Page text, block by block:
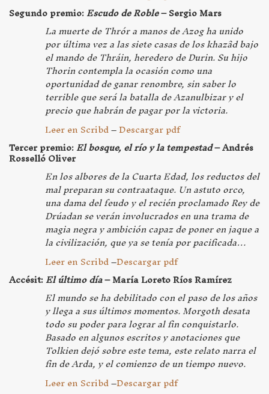
Segundo premio:Escudo de Roble– Sergio Mars
La muerte de Thrór a manos de Azog ha unido
por última vez a las siete casas de los khazâd bajo
el mando de Thráin, heredero de Durin. Su hijo
Thorin contempla la ocasión como una
oportunidad de ganar renombre, sin saber lo
terrible que será la batalla de Azanulbizar y el
precio que habrán de pagar por la victoria.
Leer en Scribd–Descargar pdf
Tercer premio:El bosque, el río y la tempestad– Andrés
Rosselló Oliver
En los albores de la Cuarta Edad, los reductos del
mal preparan su contraataque. Un astuto orco,
una dama del feudo y el recién proclamado Rey de
Drúadan se verán involucrados en una trama de
magia negra y ambición capaz de poner en jaque a
la civilización, que ya se tenía por pacificada…
Leer en Scribd–Descargar pdf
Accésit:El último día– María Loreto Ríos Ramírez
El mundo se ha debilitado con el paso de los años
y llega a sus últimos momentos. Morgoth desata
todo su poder para lograr al fin conquistarlo.
Basado en algunos escritos y anotaciones que
Tolkien dejó sobre este tema, este relato narra el
fin de Arda, y el comienzo de un tiempo nuevo.
Leer en Scribd–Descargar pdf